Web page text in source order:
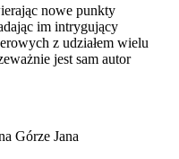
nowe punkty
im intrygujący
z udziałem wielu
jest sam autor
Górze Jana